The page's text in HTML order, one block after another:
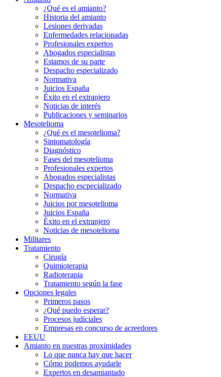
¿Qué es el amianto?
Historia del amianto
Lesiones derivadas
Enfermedades relacionadas
Profesionales expertos
Abogados especialistas
Estamos de su parte
Despacho especializado
Normativa
Juicios España
Éxito en el extranjero
Noticias de interés
Publicaciones y seminarios
Mesotelioma
¿Qué es el mesotelioma?
Sintomatología
Diagnóstico
Fases del mesotelioma
Profesionales expertos
Abogados especialistas
Despacho escpecializado
Normativa
Juicios por mesotelioma
Juicios España
Éxito en el extranjero
Noticias de mesotelioma
Militares
Tratamiento
Cirugía
Quimioterapia
Radioterapia
Tratamiento según la fase
Opciones legales
Primeros pasos
¿Qué puedo esperar?
Procesos judiciales
Empresas en concurso de acreedores
EEUU
Amianto en nuestras proximidades
Lo que nunca hay que hacer
Cómo podemos ayudarle
Expertos en desamiantado